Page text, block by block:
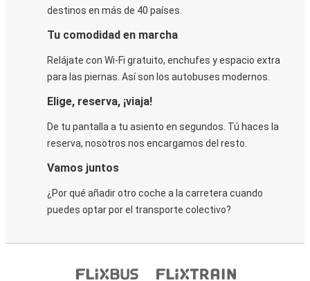
destinos en más de 40 países.
Tu comodidad en marcha
Relájate con Wi-Fi gratuito, enchufes y espacio extra
para las piernas. Así son los autobuses modernos.
Elige, reserva, ¡viaja!
De tu pantalla a tu asiento en segundos. Tú haces la
reserva, nosotros nos encargamos del resto.
Vamos juntos
¿Por qué añadir otro coche a la carretera cuando
puedes optar por el transporte colectivo?